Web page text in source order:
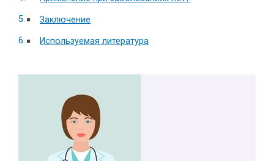
Заключение
Используемая литература